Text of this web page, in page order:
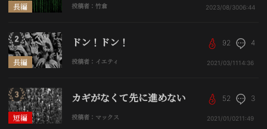
長編 投稿者：竹倉 2023/08/3006:44
長編
ドン！ドン！
投稿者：イエティ
92 4
2021/03/11 14:36
短編
カギがなくて先に進めない
投稿者：マックス
52 3
2021/01/0211:49